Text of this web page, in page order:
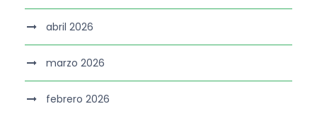
abril 2026
marzo 2026
febrero 2026